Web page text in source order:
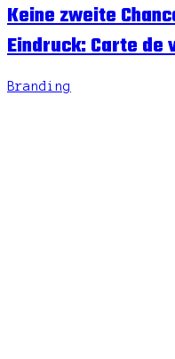
Keine zweite
Eindruck: Carte de
Branding